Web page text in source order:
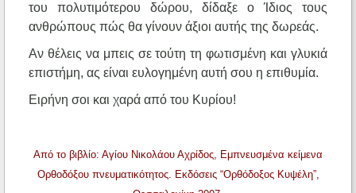
του πολυτιμότερου δώρου, δίδαξε ο Ίδιος τους
ανθρώπους πώς θα γίνουν άξιοι αυτής της δωρεάς.
Αν θέλεις να μπεις σε τούτη τη φωτισμένη και γλυκιά
επιστήμη, ας είναι ευλογημένη αυτή σου η επιθυμία.
Ειρήνη σοι και χαρά από του Κυρίου!
Από το βιβλίο: Αγίου Νικολάου Αχρίδος, Εμπνευσμένα κείμενα
Ορθοδόξου πνευματικότητος. Εκδόσεις “Ορθόδοξος Κυψέλη”,